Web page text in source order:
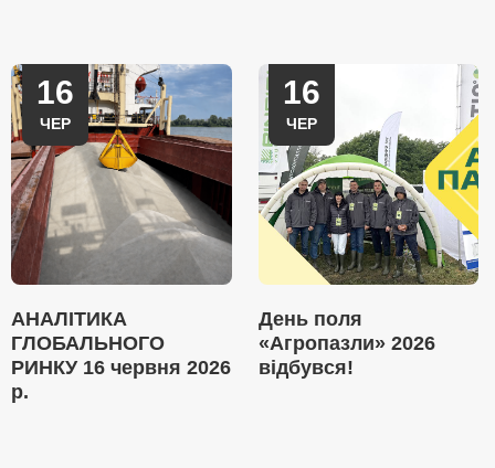
16
ЧЕР
АНАЛІТИКА
ГЛОБАЛЬНОГО
РИНКУ 16 червня 2026
р.
16
ЧЕР
День поля
«Агропазли» 2026
відбувся!